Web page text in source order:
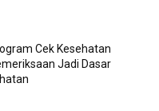
Cek Kesehatan
Jadi Dasar